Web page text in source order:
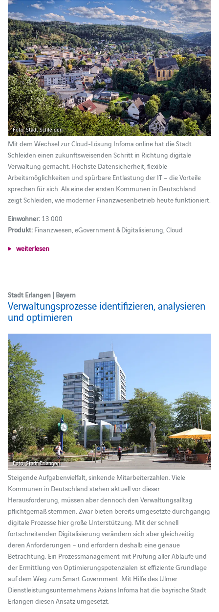
Foto: Stadt Schleiden
Mit dem Wechsel zur Cloud-Lösung Infoma online hat die Stadt
Schleiden einen zukunftsweisenden Schritt in Richtung digitale
Verwaltung gemacht. Höchste Datensicherheit, flexible
Arbeitsmöglichkeiten und spürbare Entlastung der IT – die Vorteile
sprechen für sich. Als eine der ersten Kommunen in Deutschland
zeigt Schleiden, wie moderner Finanzwesenbetrieb heute funktioniert.
Einwohner:13.000
Produkt:Finanzwesen, eGovernment & Digitalisierung, Cloud
weiterlesen
Stadt Erlangen | Bayern
Verwaltungsprozesse identifizieren, analysieren
und optimieren
Foto: Stadt Erlangen
Steigende Aufgabenvielfalt, sinkende Mitarbeiterzahlen. Viele
Kommunen in Deutschland stehen aktuell vor dieser
Herausforderung, müssen aber dennoch den Verwaltungsalltag
pflichtgemäß stemmen. Zwar bieten bereits umgesetzte durchgängig
digitale Prozesse hier große Unterstützung. Mit der schnell
fortschreitenden Digitalisierung verändern sich aber gleichzeitig
deren Anforderungen – und erfordern deshalb eine genaue
Betrachtung. Ein Prozessmanagement mit Prüfung aller Abläufe und
der Ermittlung von Optimierungspotenzialen ist effiziente Grundlage
auf dem Weg zum Smart Government. Mit Hilfe des Ulmer
Dienstleistungsunternehmens Axians Infoma hat die bayrische Stadt
Erlangen diesen Ansatz umgesetzt.